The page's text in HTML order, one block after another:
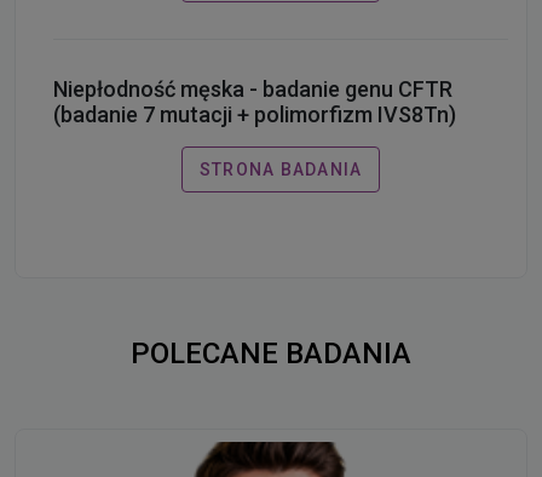
Niepłodność męska - badanie genu CFTR
(badanie 7 mutacji + polimorfizm IVS8Tn)
STRONA BADANIA
POLECANE BADANIA